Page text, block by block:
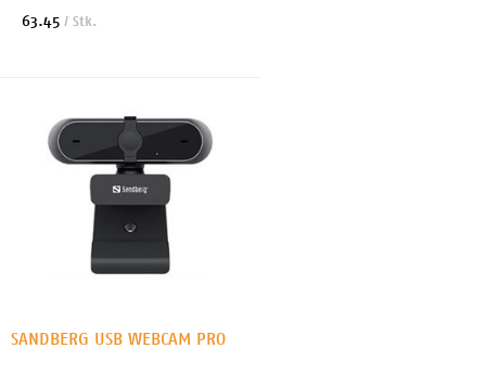
Anschlusstechnik: Kabelgebunden
63.45 / Stk.
SANDBERG USB WEBCAM PRO